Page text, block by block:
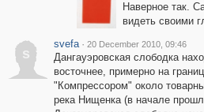
Наверное так.
видеть своими
s
svefa · 20 December 2010, 09:46
Дангауэровская слободка
восточнее, примерно на
"Компрессором" около
река Нищенка (в начале